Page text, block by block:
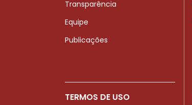
Transparência
Equipe
Publicações
TERMOS DE USO